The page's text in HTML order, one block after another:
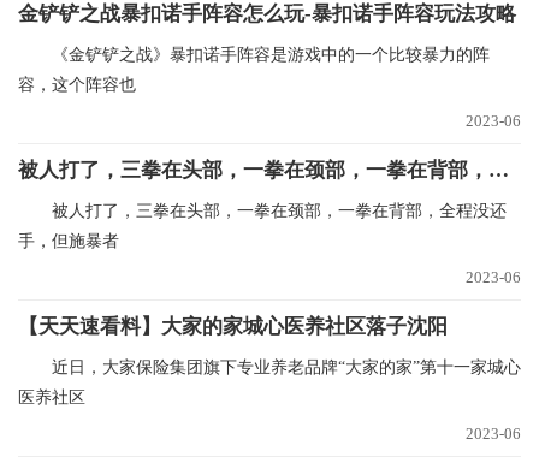
金铲铲之战暴扣诺手阵容怎么玩-暴扣诺手阵容玩法攻略
《金铲铲之战》暴扣诺手阵容是游戏中的一个比较暴力的阵
容，这个阵容也
2023-06
被人打了，三拳在头部，一拳在颈部，一拳在背部，全程没还手，但施暴者未满16周岁|全球速递
被人打了，三拳在头部，一拳在颈部，一拳在背部，全程没还
手，但施暴者
2023-06
【天天速看料】大家的家城心医养社区落子沈阳
近日，大家保险集团旗下专业养老品牌“大家的家”第十一家城心
医养社区
2023-06